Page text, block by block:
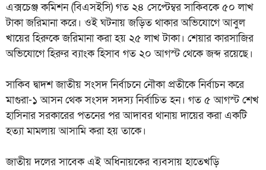
এক্সচেঞ্জ কমিশন (বিএসইসি) গত ২৪ সেপ্টেম্বর সাকিবকে ৫০ লাখ
টাকা জরিমানা করে। ওই ঘটনায় জড়িত থাকার অভিযোগে আবুল
খায়ের হিরুকে জরিমানা করা হয় ২৫ লাখ টাকা। শেয়ার কারসাজির
অভিযোগে হিরুর ব্যাংক হিসাব গত ২০ আগস্ট থেকে জব্দ রয়েছে।
সাকিব দ্বাদশ জাতীয় সংসদ নির্বাচনে নৌকা প্রতীকে নির্বাচন করে
মাগুরা-১ আসন থেক সংসদ সদস্য নির্বাচিত হন। গত ৫ আগস্ট শেখ
হাসিনার সরকারের পতনের পর আদাবর থানায় দায়ের করা একটি
হত্যা মামলায় আসামি করা হয় তাকে।
জাতীয় দলের সাবেক এই অধিনায়কের ব্যবসায় হাতেখড়ি